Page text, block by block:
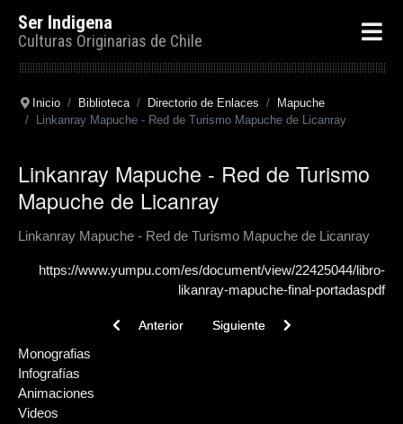
Ser Indigena
Culturas Originarias de Chile
Inicio Biblioteca Directorio de Enlaces
Mapuche
Linkanray Mapuche - Red de Turismo Mapuche de Licanray
Linkanray Mapuche - Red de Turismo
Mapuche de Licanray
Linkanray Mapuche - Red de Turismo Mapuche de Licanray
https://www.yumpu.com/es/document/view/22425044/libro-
likanray-mapuche-final-portadaspdf
Previous article: Libro Lecturas araucanas
Anterior Next article: Tesis: Aproximación
Siguiente
Monografias
Infografías
Animaciones
Videos